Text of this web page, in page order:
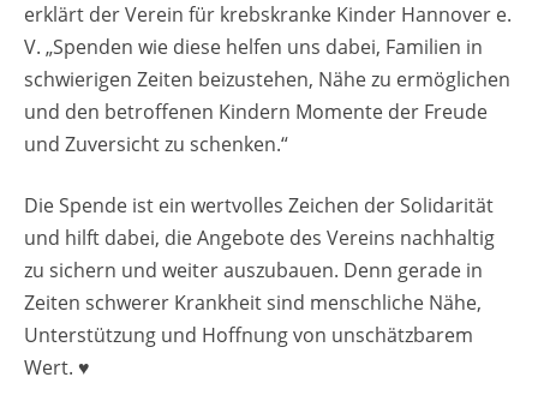
er­klärt der Ver­ein für krebs­kran­ke Kin­der Han­no­ver e.
V. „Spen­den wie diese hel­fen uns dabei, Fa­mi­li­en in
schwie­ri­gen Zei­ten bei­zu­ste­hen, Nähe zu er­mög­li­chen
und den be­trof­fe­nen Kin­dern Mo­men­te der Freu­de
und Zu­ver­sicht zu schen­ken.“
Die Spen­de ist ein wert­vol­les Zei­chen der So­li­da­ri­tät
und hilft dabei, die An­ge­bo­te des Ver­eins nach­hal­tig
zu si­chern und wei­ter aus­zu­bau­en. Denn ge­ra­de in
Zei­ten schwe­rer Krank­heit sind mensch­li­che Nähe,
Un­ter­stüt­zung und Hoff­nung von un­schätz­ba­rem
Wert. ♥